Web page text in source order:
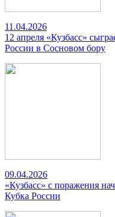
11.04.2026
12 апреля «Кузбасс»
России в Сосновом бору
09.04.2026
«Кузбасс» с поражения
Кубка России